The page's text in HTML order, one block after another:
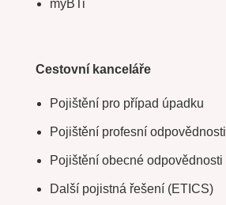
myBTi
Cestovní kanceláře
Pojištění pro případ úpadku
Pojištění profesní odpovědnosti
Pojištění obecné odpovědnosti
Další pojistná řešení (ETICS)